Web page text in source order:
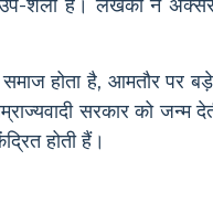
उप-शैली है। लेखकों ने
होता है, आमतौर पर
सरकार को जन्म
होती हैं।